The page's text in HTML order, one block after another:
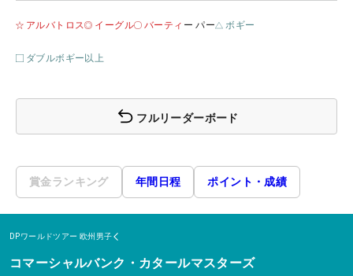
アルバトロス イーグル バーティ ー パー ボギー
ダブルボギー以上
フルリーダーボード
賞金ランキング 年間日程 ポイント・成績
DPワールドツアー 欧州男子
コマーシャルバンク・カタールマスターズ